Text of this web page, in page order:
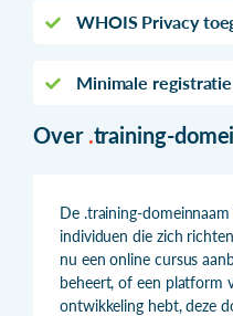
WHOIS Privacy
Minimale
Over .training-
De .training-
individuen die zich
nu een online cursus
beheert, of een platform
ontwikkeling hebt, deze